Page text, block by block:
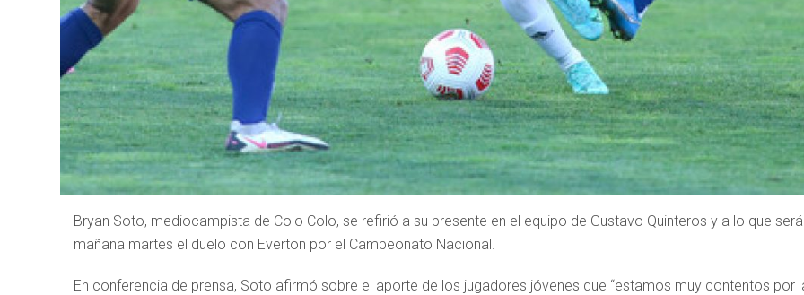
Bryan Soto, mediocampista de Colo Colo, se refirió a su presente en el equipo de Gustavo Quinteros y a lo que será
mañana martes el duelo con Everton por el Campeonato Nacional.
En conferencia de prensa, Soto afirmó sobre el aporte de los jugadores jóvenes que “estamos muy contentos por